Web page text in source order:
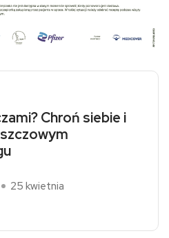
Chroń siebie i
25 kwietnia